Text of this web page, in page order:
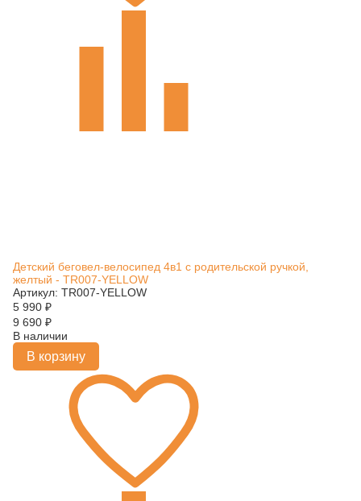
Детский беговел-велосипед 4в1 с родительской ручкой,
желтый - TR007-YELLOW
Артикул: TR007-YELLOW
5 990 ₽
9 690 ₽
В наличии
В корзину